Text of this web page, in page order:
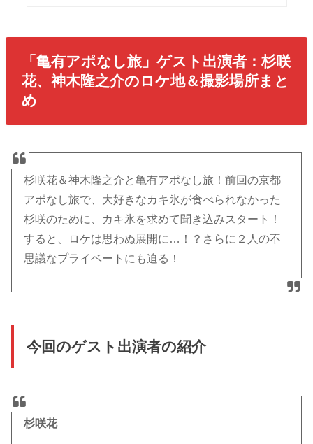
「亀有アポなし旅」ゲスト出演者：杉咲
花、神木隆之介のロケ地＆撮影場所まと
め
杉咲花＆神木隆之介と亀有アポなし旅！前回の京都
アポなし旅で、大好きなカキ氷が食べられなかった
杉咲のために、カキ氷を求めて聞き込みスタート！
すると、ロケは思わぬ展開に…！？さらに２人の不
思議なプライベートにも迫る！
今回のゲスト出演者の紹介
杉咲花